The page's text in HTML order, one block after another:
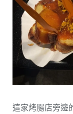
這家烤腸店旁邊